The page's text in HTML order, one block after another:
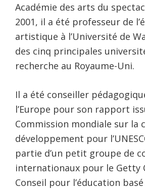
Académie des arts du
2001, il a été professeur de
artistique à l’Université de
des cinq principales
recherche au Royaume-Uni.
Il a été conseiller
l’Europe pour son rapport
Commission mondiale sur la
développement pour
partie d’un petit groupe de
internationaux pour le Getty
Conseil pour l’éducation